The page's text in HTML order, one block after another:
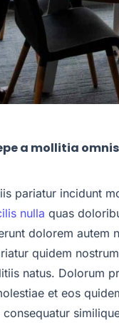
a mollitia
pariatur incidunt
nulla quas
dolorem
quidem
natus. Dolorum
et eos